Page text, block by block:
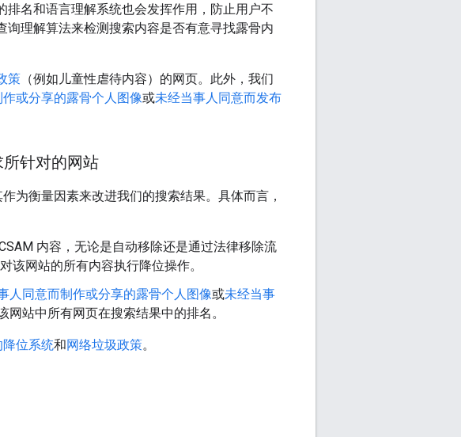
名和语言理解系统也会发挥作用，防止用户不
理解算法来检测搜索内容是否有意寻找露骨内
策 （例如儿童性虐待内容）的网页。此外，我们
或分享的露骨个人图像或未经当事人同意而发布
针对的网站
为衡量因素来改进我们的搜索结果。具体而言，
内容，无论是自动移除还是通过法律移除流
该网站的所有内容执行降位操作。
人同意而制作或分享的露骨个人图像或未经当事
网站中所有网页在搜索结果中的排名。
位系统和网络垃圾政策。